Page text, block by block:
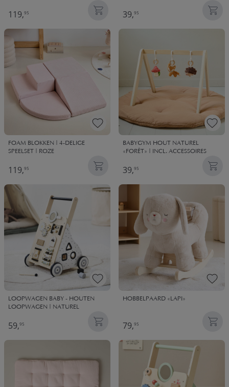
119,95 39,95
FOAM BLOKKEN | 4-DELIGE
SPEELSET | ROZE
119,95
BABYGYM HOUT NATUREL
«FORÊT» | INCL. ACCESSOIRES
39,95
LOOPWAGEN BABY - HOUTEN
LOOPWAGEN | NATUREL
59,95
HOBBELPAARD «LAPI»
79,95